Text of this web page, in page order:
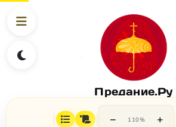
Предание.Ру
− 110% +